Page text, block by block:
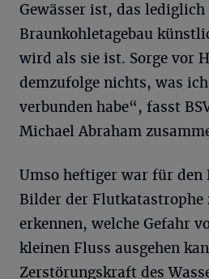
Gewässer ist, das
Braunkohletagebau
wird als sie ist. Sorge vor
demzufolge nichts, was
verbunden habe“, fasst
Michael Abraham
Umso heftiger war für den
Bilder der Flutkatastrophe
erkennen, welche Gefahr
kleinen Fluss ausgehen
Zerstörungskraft des